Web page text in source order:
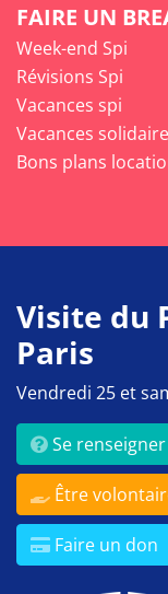
FAIRE UN
Week-end Spi
Révisions Spi
Vacances spi
Vacances
Bons plans
Visite du
Paris
Vendredi 25 et
Se renseigner
Être
Faire un don